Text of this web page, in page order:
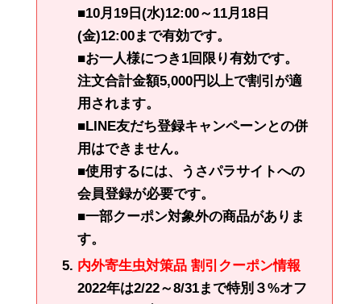
■10月19日(水)12:00～11月18日
(金)12:00まで有効です。
■お一人様につき1回限り有効です。
注文合計金額5,000円以上で割引が適
用されます。
■LINE友だち登録キャンペーンとの併
用はできません。
■使用するには、うさパラサイトへの
会員登録が必要です。
■一部クーポン対象外の商品がありま
す。
内外寄生虫対策品 割引クーポン情報
2022年は2/22～8/31まで特別３%オフ